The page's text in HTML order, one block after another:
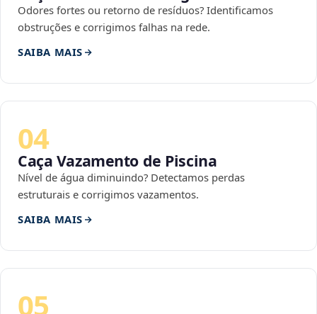
Odores fortes ou retorno de resíduos? Identificamos
obstruções e corrigimos falhas na rede.
SAIBA MAIS
04
Caça Vazamento de Piscina
Nível de água diminuindo? Detectamos perdas
estruturais e corrigimos vazamentos.
SAIBA MAIS
05